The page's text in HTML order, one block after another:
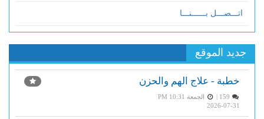
اتـــصـــل بــــــنـــا
جديد الموقع
خطبة - علاج الهم والحزن
الجمعة PM 10:31
2026-07-31